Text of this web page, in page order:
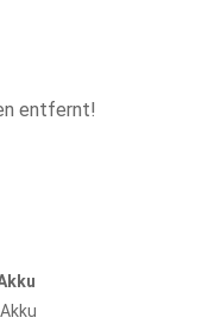
entfernt!